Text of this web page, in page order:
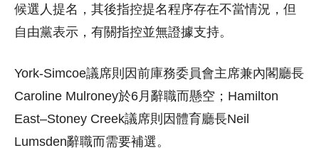
候選人提名，其後指控提名程序存在不當情況，但
自由黨表示，有關指控並無證據支持。
York-Simcoe議席則因前庫務委員會主席兼內閣廳長
Caroline Mulroney於6月辭職而懸空；Hamilton
East–Stoney Creek議席則因體育廳長Neil
Lumsden辭職而需要補選。